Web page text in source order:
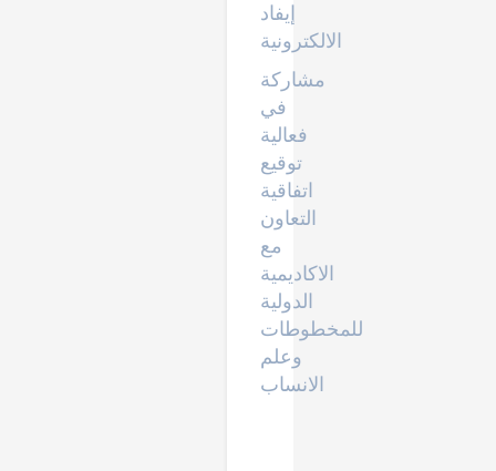
إيفاد
الالكترونية
مشاركة
في
فعالية
توقيع
اتفاقية
التعاون
مع
الاكاديمية
الدولية
للمخطوطات
وعلم
الانساب